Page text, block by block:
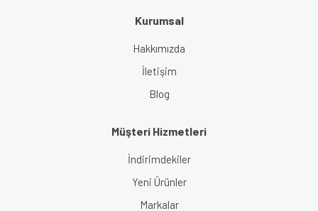
Kurumsal
Hakkımızda
İletişim
Blog
Müşteri Hizmetleri
İndirimdekiler
Yeni Ürünler
Markalar